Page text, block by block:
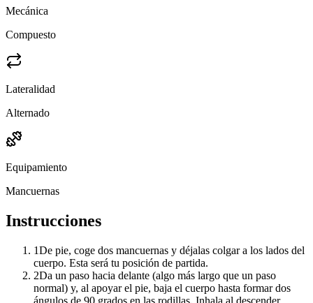
Mecánica
Compuesto
Lateralidad
Alternado
Equipamiento
Mancuernas
Instrucciones
1De pie, coge dos mancuernas y déjalas colgar a los lados del
cuerpo. Esta será tu posición de partida.
2Da un paso hacia delante (algo más largo que un paso
normal) y, al apoyar el pie, baja el cuerpo hasta formar dos
ángulos de 90 grados en las rodillas. Inhala al descender